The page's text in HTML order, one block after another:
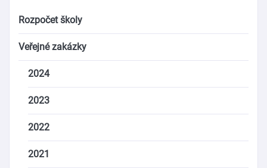
Rozpočet školy
Veřejné zakázky
2024
2023
2022
2021